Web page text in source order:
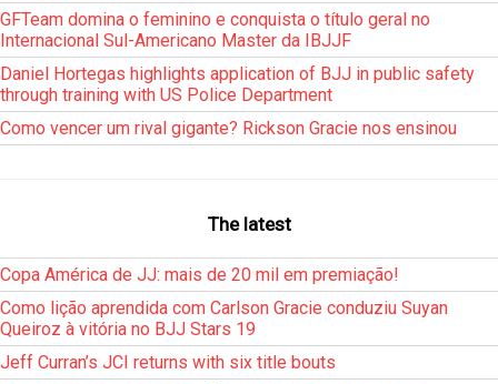
GFTeam domina o feminino e conquista o título geral no
Internacional Sul-Americano Master da IBJJF
Daniel Hortegas highlights application of BJJ in public safety
through training with US Police Department
Como vencer um rival gigante? Rickson Gracie nos ensinou
The latest
Copa América de JJ: mais de 20 mil em premiação!
Como lição aprendida com Carlson Gracie conduziu Suyan
Queiroz à vitória no BJJ Stars 19
Jeff Curran’s JCI returns with six title bouts